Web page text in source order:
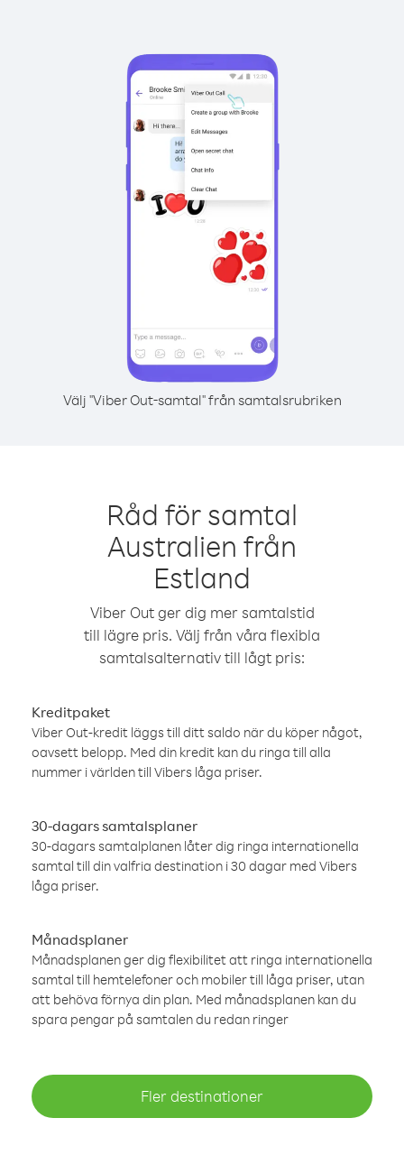
Välj "Viber Out-samtal" från samtalsrubriken
Råd för samtal
Australien från
Estland
Viber Out ger dig mer samtalstid
till lägre pris. Välj från våra flexibla
samtalsalternativ till lågt pris:
Kreditpaket
Viber Out-kredit läggs till ditt saldo när du köper något,
oavsett belopp. Med din kredit kan du ringa till alla
nummer i världen till Vibers låga priser.
30-dagars samtalsplaner
30-dagars samtalplanen låter dig ringa internationella
samtal till din valfria destination i 30 dagar med Vibers
låga priser.
Månadsplaner
Månadsplanen ger dig flexibilitet att ringa internationella
samtal till hemtelefoner och mobiler till låga priser, utan
att behöva förnya din plan. Med månadsplanen kan du
spara pengar på samtalen du redan ringer
Fler destinationer